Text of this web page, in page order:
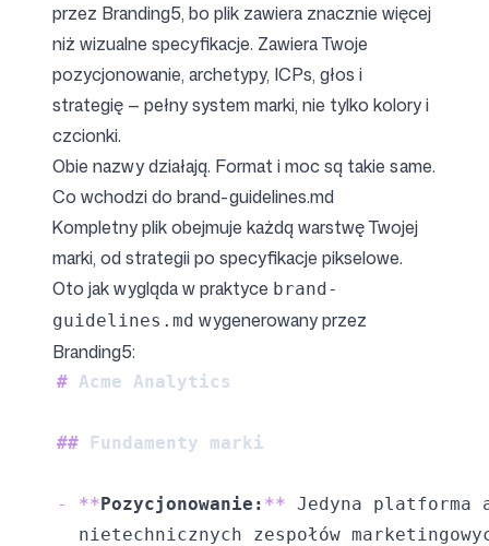
przez Branding5, bo plik zawiera znacznie więcej
niż wizualne specyfikacje. Zawiera Twoje
pozycjonowanie, archetypy, ICPs, głos i
strategię — pełny system marki, nie tylko kolory i
czcionki.
Obie nazwy działają. Format i moc są takie same.
Co wchodzi do brand-guidelines.md
Kompletny plik obejmuje każdą warstwę Twojej
marki, od strategii po specyfikacje pikselowe.
Oto jak wygląda w praktyce brand-
guidelines.md wygenerowany przez
Branding5:
# Acme Analytics
## Fundamenty marki
- ** Pozycjonowanie: **